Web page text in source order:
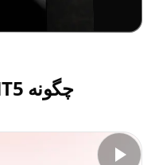
چگونه MT5